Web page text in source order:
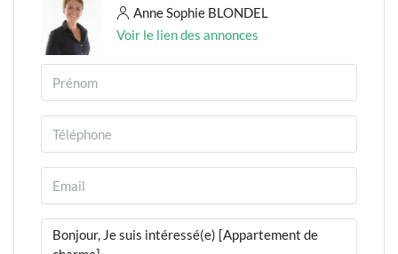
Anne Sophie BLONDEL
Voir le lien des annonces